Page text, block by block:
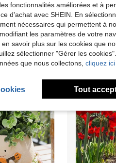
fonctionnalités améliorées et à
d'achat avec SHEIN. En
nécessaires qui permettent à
les paramètres de votre
savoir plus sur les cookies que
sélectionner "Gérer les
que nous collectons, cliquez
Tout